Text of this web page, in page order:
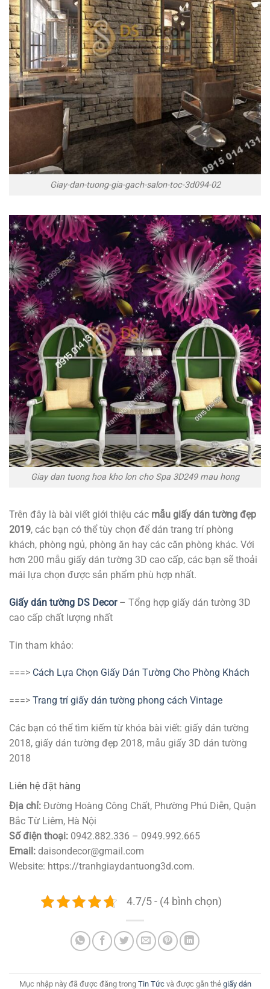
Giay-dan-tuong-gia-gach-salon-toc-3d094-02
Giay dan tuong hoa kho lon cho Spa 3D249 mau hong
Trên đây là bài viết giới thiệu các mẫu giấy dán tường đẹp
2019, các bạn có thể tùy chọn để dán trang trí phòng
khách, phòng ngủ, phòng ăn hay các căn phòng khác. Với
hơn 200 mẫu giấy dán tường 3D cao cấp, các bạn sẽ thoải
mái lựa chọn được sản phẩm phù hợp nhất.
Giấy dán tường DS Decor– Tổng hợp giấy dán tường 3D
cao cấp chất lượng nhất
Tin tham khảo:
===> Cách Lựa Chọn Giấy Dán Tường Cho Phòng Khách
===> Trang trí giấy dán tường phong cách Vintage
Các bạn có thể tìm kiếm từ khóa bài viết: giấy dán tường
2018, giấy dán tường đẹp 2018, mẫu giấy 3D dán tường
2018
Liên hệ đặt hàng
Địa chỉ: Đường Hoàng Công Chất, Phường Phú Diễn, Quận
Bắc Từ Liêm, Hà Nội
Số điện thoại: 0942.882.336 – 0949.992.665
Email: daisondecor@gmail.com
Website: https://tranhgiaydantuong3d.com.
4.7/5 - (4 bình chọn)
Mục nhập này đã được đăng trong Tin Tứcvà được gắn thẻ giấy dán